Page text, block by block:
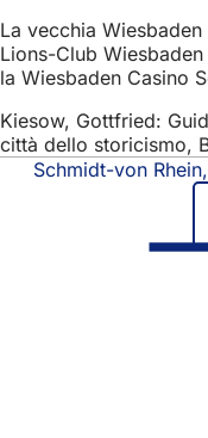
La vecchia
Lions-Club
la Wiesbaden Casino
Kiesow, Gottfried:
città dello storicismo,
Schmidt-von